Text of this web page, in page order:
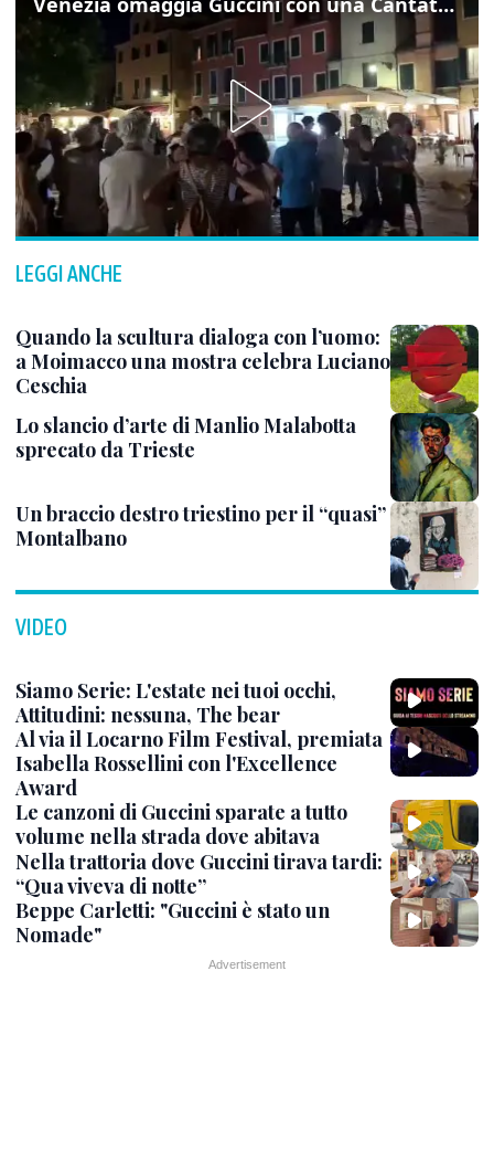
LEGGI ANCHE
Quando la scultura dialoga con l’uomo:
a Moimacco una mostra celebra Luciano
Ceschia
Lo slancio d’arte di Manlio Malabotta
sprecato da Trieste
Un braccio destro triestino per il “quasi”
Montalbano
VIDEO
Siamo Serie: L'estate nei tuoi occhi,
Attitudini: nessuna, The bear
Al via il Locarno Film Festival, premiata
Isabella Rossellini con l'Excellence
Award
Le canzoni di Guccini sparate a tutto
volume nella strada dove abitava
Nella trattoria dove Guccini tirava tardi:
“Qua viveva di notte”
Beppe Carletti: "Guccini è stato un
Nomade"